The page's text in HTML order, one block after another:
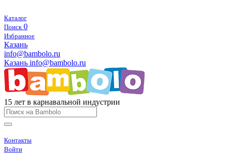
Каталог
Поиск 0
Избранное
Казань
info@bambolo.ru
Казань info@bambolo.ru
15 лет в карнавальной индустрии
Контакты
Войти